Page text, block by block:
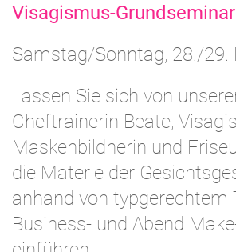
Visagismus-Grundseminar
Samstag/Sonntag, 28./29.
Lassen Sie sich von
Cheftrainerin Beate,
Maskenbildnerin und
die Materie der
anhand von typgerechtem
Business- und Abend